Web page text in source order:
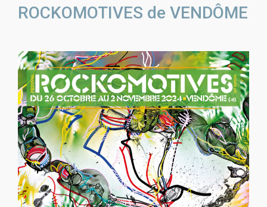
ROCKOMOTIVES de VENDÔME